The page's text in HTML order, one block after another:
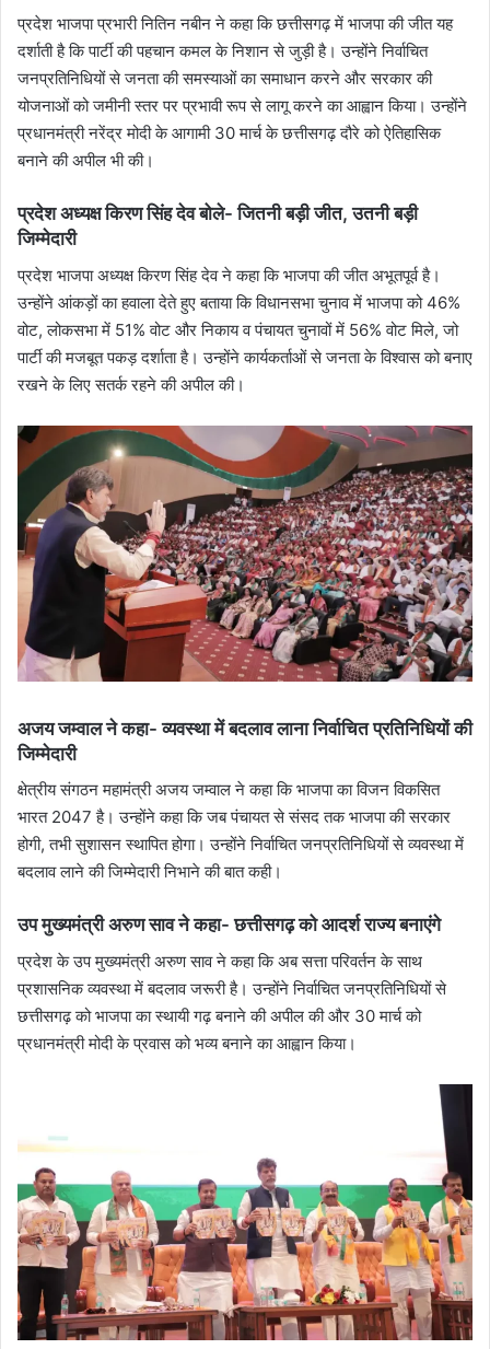
प्रदेश भाजपा प्रभारी नितिन नबीन ने कहा कि छत्तीसगढ़ में भाजपा की जीत यह
दर्शाती है कि पार्टी की पहचान कमल के निशान से जुड़ी है। उन्होंने निर्वाचित
जनप्रतिनिधियों से जनता की समस्याओं का समाधान करने और सरकार की
योजनाओं को जमीनी स्तर पर प्रभावी रूप से लागू करने का आह्वान किया। उन्होंने
प्रधानमंत्री नरेंद्र मोदी के आगामी 30 मार्च के छत्तीसगढ़ दौरे को ऐतिहासिक
बनाने की अपील भी की।
प्रदेश अध्यक्ष किरण सिंह देव बोले- जितनी बड़ी जीत, उतनी बड़ी
जिम्मेदारी
प्रदेश भाजपा अध्यक्ष किरण सिंह देव ने कहा कि भाजपा की जीत अभूतपूर्व है।
उन्होंने आंकड़ों का हवाला देते हुए बताया कि विधानसभा चुनाव में भाजपा को 46%
वोट, लोकसभा में 51% वोट और निकाय व पंचायत चुनावों में 56% वोट मिले, जो
पार्टी की मजबूत पकड़ दर्शाता है। उन्होंने कार्यकर्ताओं से जनता के विश्वास को बनाए
रखने के लिए सतर्क रहने की अपील की।
अजय जम्वाल ने कहा- व्यवस्था में बदलाव लाना निर्वाचित प्रतिनिधियों की
जिम्मेदारी
क्षेत्रीय संगठन महामंत्री अजय जम्वाल ने कहा कि भाजपा का विजन विकसित
भारत 2047 है। उन्होंने कहा कि जब पंचायत से संसद तक भाजपा की सरकार
होगी, तभी सुशासन स्थापित होगा। उन्होंने निर्वाचित जनप्रतिनिधियों से व्यवस्था में
बदलाव लाने की जिम्मेदारी निभाने की बात कही।
उप मुख्यमंत्री अरुण साव ने कहा- छत्तीसगढ़ को आदर्श राज्य बनाएंगे
प्रदेश के उप मुख्यमंत्री अरुण साव ने कहा कि अब सत्ता परिवर्तन के साथ
प्रशासनिक व्यवस्था में बदलाव जरूरी है। उन्होंने निर्वाचित जनप्रतिनिधियों से
छत्तीसगढ़ को भाजपा का स्थायी गढ़ बनाने की अपील की और 30 मार्च को
प्रधानमंत्री मोदी के प्रवास को भव्य बनाने का आह्वान किया।